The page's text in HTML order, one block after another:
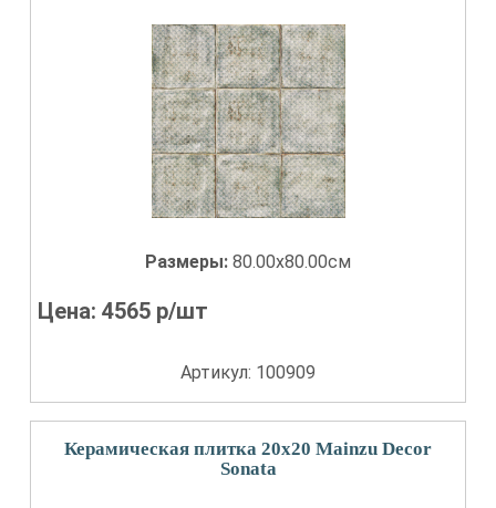
Размеры: 80.00x80.00см
Цена:4565 р/шт
Артикул: 100909
Керамическая плитка 20x20 Mainzu Decor
Sonata